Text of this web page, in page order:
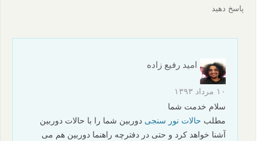
پاسخ دهید
امید رفیع زاده
۱۰ مرداد ۱۳۹۳
سلام خدمت شما
مطلب حالات نور سنجی دوربین شما را با حالات دوربین
آشنا خواهد کرد و حتی در دفترچه راهنما دوربین هم می